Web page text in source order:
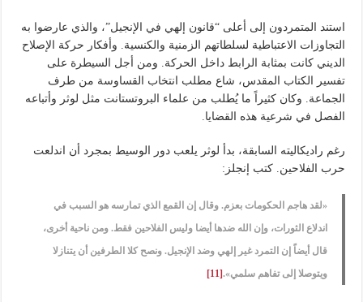
استند المتمردون إلى أعلى “قانون إلهي في الإنجيل”، والذي عارضوا به
التجاوزات الاعتباطية لسلطاتهم الزمنية والكنسية. وأفكار حركة الإصلاح
الديني كانت بمثابة الرابط داخل الحركة. ومن أجل السيطرة على
تفسير الكتاب المقدس، شاع مطلب انتخاب القساوسة من طرف
الجماعة. وكان كثيراً ما يُطلب من علماء البروتستانت مثل لوثر وأتباعه
الفصل في شرعية هذه القضايا.
رغم راديكاليته السابقة، بدأ لوثر يلعب دور الوسيط بمجرد أن اندلعت
حرب الفلاحين. كتب إنجلز:
«لقد هاجم الحكومات بعزم. وقال إن القمع الذي تمارسه هو السبب في
اندلاع الثورات، وإن الله ضدها أيضا وليس الفلاحين فقط. ومن ناحية أخرى،
قال أيضاً إن التمرد غير إلهي وضد الإنجيل. ونصح كلا الطرفين أن يتنازلا
ويتوصلا إلى تفاهم سلمي».[11]